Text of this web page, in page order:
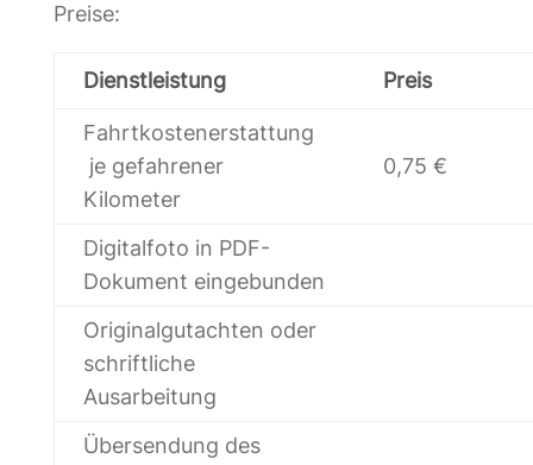
Preise:
Dienstleistung Preis
Fahrtkostenerstattung
je gefahrener
Kilometer
0,75 €
Digitalfoto in PDF-
Dokument eingebunden
Originalgutachten oder
schriftliche
Ausarbeitung
Übersendung des